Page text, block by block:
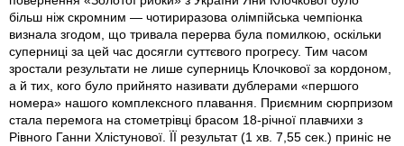
більш ніж скромним — чотириразова олімпійська чемпіонка
визнала згодом, що тривала перерва була помилкою, оскільки
суперниці за цей час досягли суттєвого прогресу. Тим часом
зростали результати не лише суперниць Клочкової за кордоном,
а й тих, кого було прийнято називати дублерами «першого
номера» нашого комплексного плавання. Приємним сюрпризом
стала перемога на стометрівці брасом 18-річної плавчихи з
Рівного Ганни Хлістунової. ЇЇ результат (1 хв. 7,55 сек.) приніс не